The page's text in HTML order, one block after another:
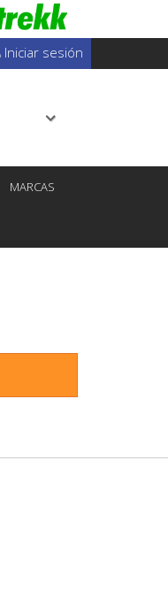
Iniciar sesión
MARCAS